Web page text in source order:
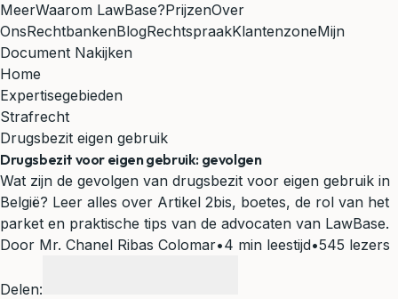
MeerWaarom LawBase?PrijzenOver
OnsRechtbankenBlogRechtspraakKlantenzoneMijn
Document Nakijken
Home
Expertisegebieden
Strafrecht
Drugsbezit eigen gebruik
Drugsbezit voor eigen gebruik: gevolgen
Wat zijn de gevolgen van drugsbezit voor eigen gebruik in
België? Leer alles over Artikel 2bis, boetes, de rol van het
parket en praktische tips van de advocaten van LawBase.
Door Mr. Chanel Ribas Colomar•4 min leestijd•545 lezers
Delen: